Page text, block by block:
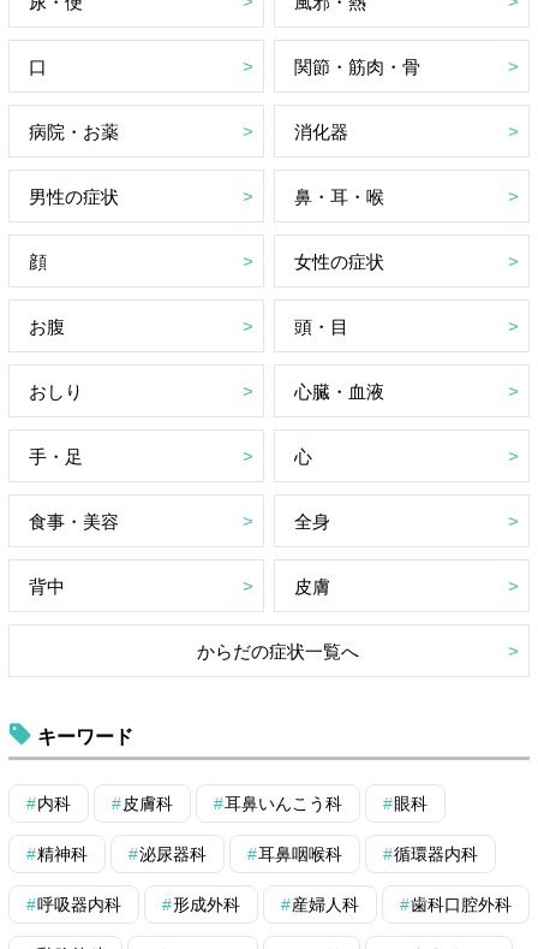
口 関節・筋肉・骨
病院・お薬 消化器
男性の症状 鼻・耳・喉
顔 女性の症状
お腹 頭・目
おしり 心臓・血液
手・足 心
食事・美容 全身
背中 皮膚
からだの症状一覧へ
キーワード
内科 皮膚科 耳鼻いんこう科 眼科
精神科 泌尿器科 耳鼻咽喉科 循環器内科
呼吸器内科 形成外科 産婦人科 歯科口腔外科